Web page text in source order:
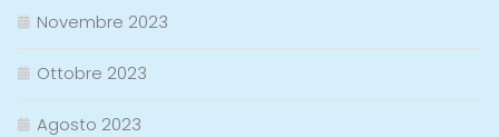
Novembre 2023
Ottobre 2023
Agosto 2023